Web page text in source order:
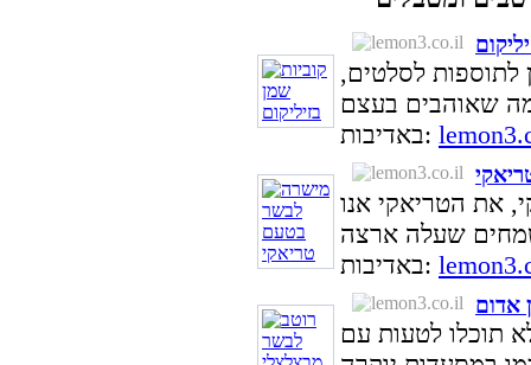
לתוספות לסלטים,
באדיבות:
את הטריאקי אנו
באדיבות:
אדום
תוכלו לטעות עם